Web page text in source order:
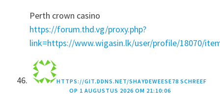
Perth crown casino
https://forum.thd.vg/proxy.php?
link=https://www.wigasin.lk/user/profile/18070/
HTTPS://GIT.DDNS.NET/SHAYDEWEESE78 SCHREEF
OP 1 AUGUSTUS 2026 OM 21:10:06